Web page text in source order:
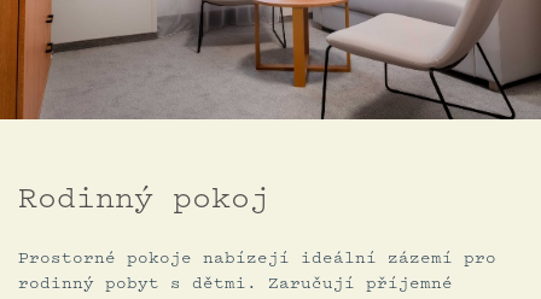
Rodinný pokoj
Prostorné pokoje nabízejí ideální zázemí pro
rodinný pobyt s dětmi. Zaručují příjemné